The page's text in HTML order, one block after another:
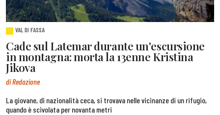
VAL DI FASSA
Cade sul Latemar durante un'escursione
in montagna: morta la 13enne Kristina
Jikova
di Redazione
La giovane, di nazionalità ceca, si trovava nelle vicinanze di un rifugio,
quando è scivolata per novanta metri